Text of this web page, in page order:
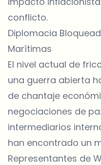
conflicto.
Diplomacia
Marítimas
El nivel actual de
una guerra abierta
de chantaje
negociaciones de
intermediarios
han encontrado un
Representantes de